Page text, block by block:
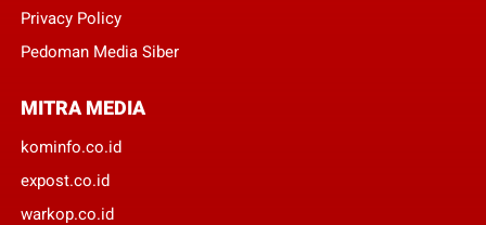
Privacy Policy
Pedoman Media Siber
MITRA MEDIA
kominfo.co.id
expost.co.id
warkop.co.id